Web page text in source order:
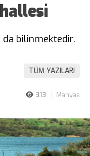
da bilinmektedir.
TÜM YAZILARI
313 Manyas